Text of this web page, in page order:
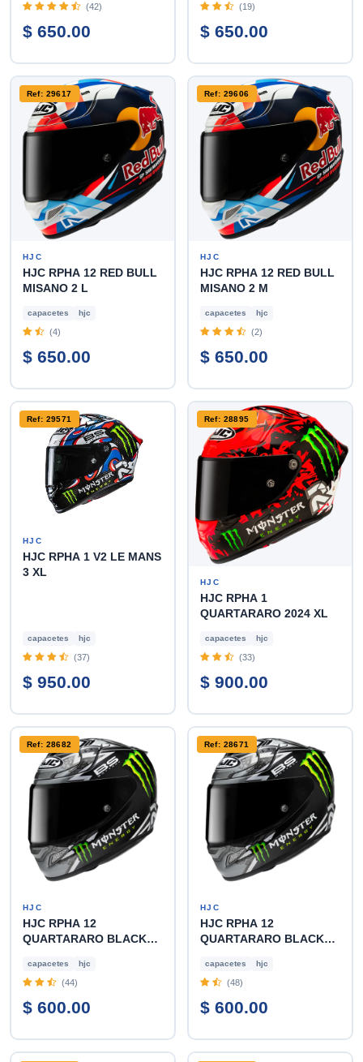
(42)
$ 650.00
(19)
$ 650.00
Ref: 29617
HJC
HJC RPHA 12 RED BULL
MISANO 2 L
capacetes hjc
(4)
$ 650.00
Ref: 29606
HJC
HJC RPHA 12 RED BULL
MISANO 2 M
capacetes hjc
(2)
$ 650.00
Ref: 29571
HJC
HJC RPHA 1 V2 LE MANS
3 XL
capacetes hjc
(37)
$ 950.00
Ref: 28895
HJC
HJC RPHA 1
QUARTARARO 2024 XL
capacetes hjc
(33)
$ 900.00
Ref: 28682
HJC
HJC RPHA 12
QUARTARARO BLACK
capacetes hjc
(44)
$ 600.00
Ref: 28671
HJC
HJC RPHA 12
QUARTARARO BLACK
capacetes hjc
(48)
$ 600.00